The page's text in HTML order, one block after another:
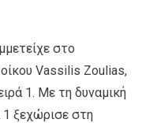
στο
Vassilis Zoulias,
1. Με τη δυναμική
1 ξεχώρισε στη